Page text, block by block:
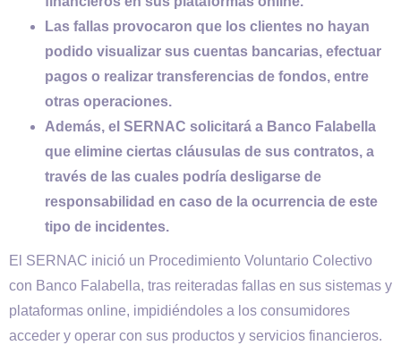
Las fallas provocaron que los clientes no hayan
podido visualizar sus cuentas bancarias, efectuar
pagos o realizar transferencias de fondos, entre
otras operaciones.
Además, el SERNAC solicitará a Banco Falabella
que elimine ciertas cláusulas de sus contratos, a
través de las cuales podría desligarse de
responsabilidad en caso de la ocurrencia de este
tipo de incidentes.
El SERNAC inició un Procedimiento Voluntario Colectivo
con Banco Falabella, tras reiteradas fallas en sus sistemas y
plataformas online, impidiéndoles a los consumidores
acceder y operar con sus productos y servicios financieros.